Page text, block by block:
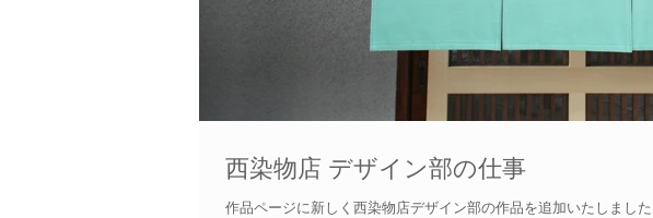
西染物店 デザイン部の仕事
作品ページに新しく西染物店デザイン部の作品を追加いたしまし